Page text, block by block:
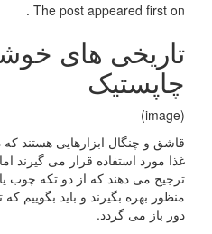
The post appeared first on .
تاریخی های
چاپستیک
(image)
قاشق و چنگال ابزارهایی هستند که
غذا مورد استفاده قرار می گیرند
ترجیح می دهند که از دو تکه چوب
منظور بهره بگیرند و باید بگوییم
دور باز می گردد.